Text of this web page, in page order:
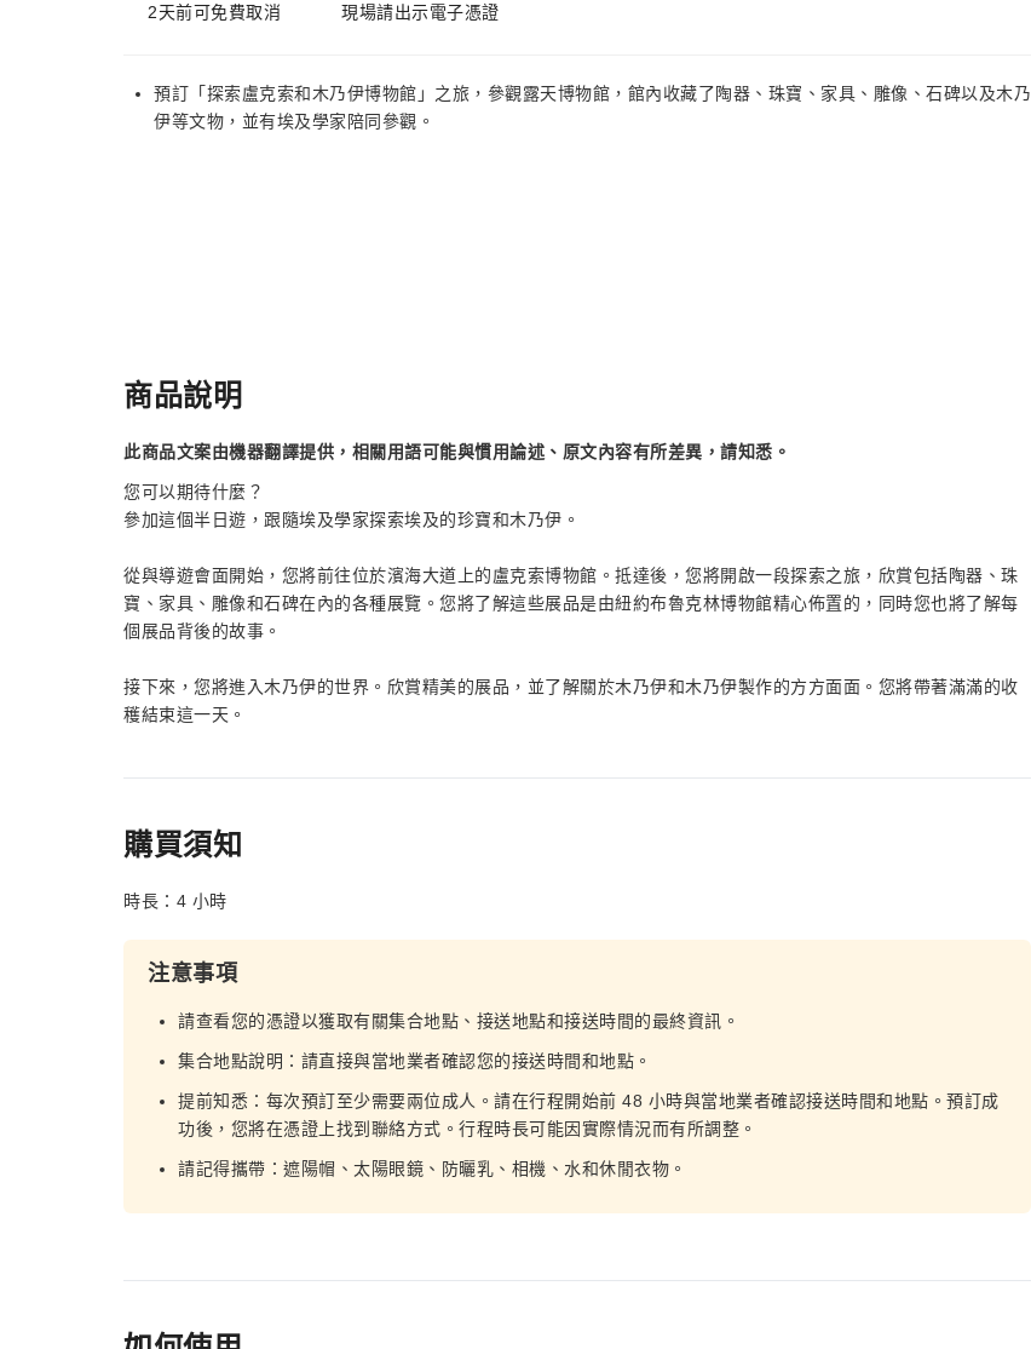
2天前可免費取消 現場請出示電子憑證
預訂「探索盧克索和木乃伊博物館」之旅，參觀露天博物館，館內收藏了陶器、珠寶、家具、雕像、石碑以及木乃
伊等文物，並有埃及學家陪同參觀。
商品說明
此商品文案由機器翻譯提供，相關用語可能與慣用論述、原文內容有所差異，請知悉。
您可以期待什麼？
參加這個半日遊，跟隨埃及學家探索埃及的珍寶和木乃伊。
從與導遊會面開始，您將前往位於濱海大道上的盧克索博物館。抵達後，您將開啟一段探索之旅，欣賞包括陶器、珠
寶、家具、雕像和石碑在內的各種展覽。您將了解這些展品是由紐約布魯克林博物館精心佈置的，同時您也將了解每
個展品背後的故事。
接下來，您將進入木乃伊的世界。欣賞精美的展品，並了解關於木乃伊和木乃伊製作的方方面面。您將帶著滿滿的收
穫結束這一天。
購買須知
時長：4 小時
注意事項
請查看您的憑證以獲取有關集合地點、接送地點和接送時間的最終資訊。
集合地點說明：請直接與當地業者確認您的接送時間和地點。
提前知悉：每次預訂至少需要兩位成人。請在行程開始前 48 小時與當地業者確認接送時間和地點。預訂成
功後，您將在憑證上找到聯絡方式。行程時長可能因實際情況而有所調整。
請記得攜帶：遮陽帽、太陽眼鏡、防曬乳、相機、水和休閒衣物。